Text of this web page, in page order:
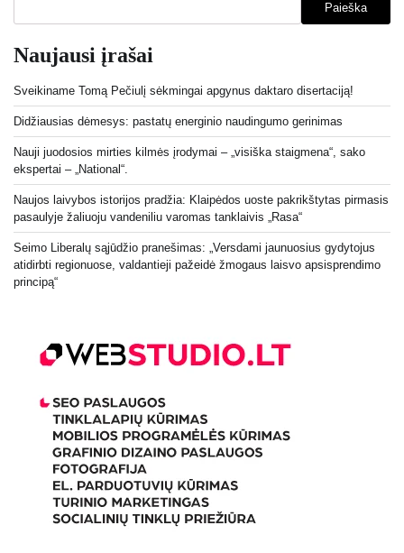
Paieška
Naujausi įrašai
Sveikiname Tomą Pečiulį sėkmingai apgynus daktaro disertaciją!
Didžiausias dėmesys: pastatų energinio naudingumo gerinimas
Nauji juodosios mirties kilmės įrodymai – „visiška staigmena“, sako
ekspertai – „National“.
Naujos laivybos istorijos pradžia: Klaipėdos uoste pakrikštytas pirmasis
pasaulyje žaliuoju vandeniliu varomas tanklaivis „Rasa“
Seimo Liberalų sąjūdžio pranešimas: „Versdami jaunuosius gydytojus
atidirbti regionuose, valdantieji pažeidė žmogaus laisvo apsisprendimo
principą“